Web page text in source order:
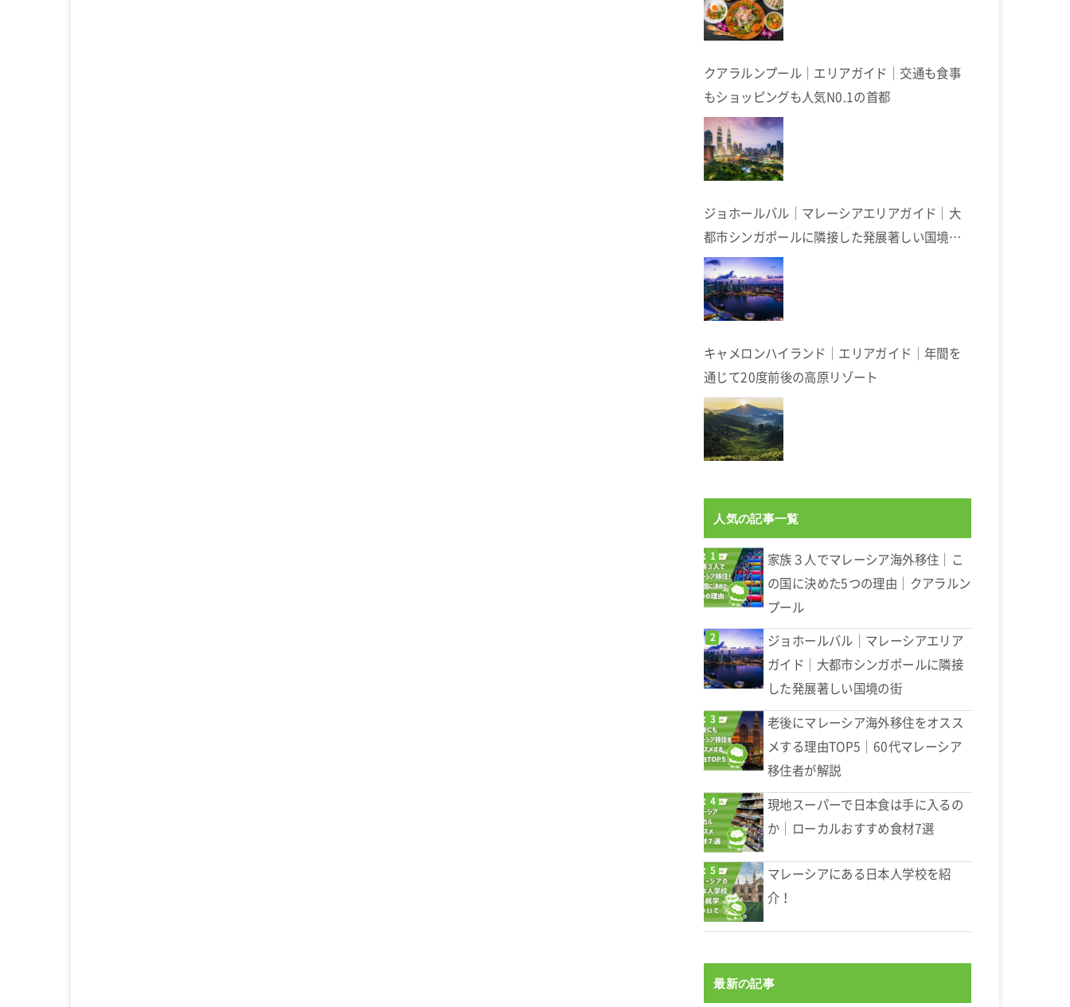
クアラルンプール｜エリアガイド｜交通も食事
もショッピングも人気N0.1の首都
ジョホールバル｜マレーシアエリアガイド｜大
都市シンガポールに隣接した発展著しい国境の
街
キャメロンハイランド｜エリアガイド｜年間を
通じて20度前後の高原リゾート
人気の記事一覧
家族３人でマレーシア海外移住｜こ
の国に決めた5つの理由｜クアラルン
プール
ジョホールバル｜マレーシアエリア
ガイド｜大都市シンガポールに隣接
した発展著しい国境の街
老後にマレーシア海外移住をオスス
メする理由TOP5｜60代マレーシア
移住者が解説
現地スーパーで日本食は手に入るの
か｜ローカルおすすめ食材7選
マレーシアにある日本人学校を紹
介！
最新の記事